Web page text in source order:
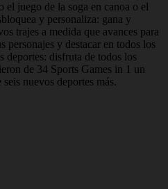
el juego de la soga en canoa o el
y personaliza: gana y
trajes a medida que avances para
personajes y destacar en todos los
deportes: disfruta de todos los
de 34 Sports Games in 1 un
nuevos deportes más.